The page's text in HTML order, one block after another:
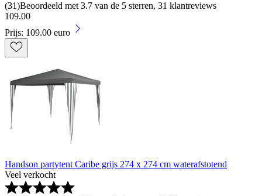
(31)Beoordeeld met 3.7 van de 5 sterren, 31 klantreviews
109.00
Prijs: 109.00 euro
Handson partytent Caribe grijs 274 x 274 cm waterafstotend
Veel verkocht